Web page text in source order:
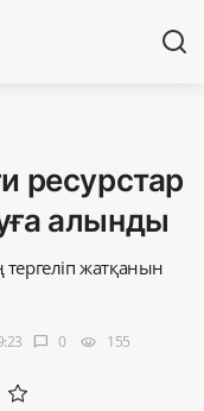
ресурстар
алынды
жатқанын
chat_bubble 0 visibility 155